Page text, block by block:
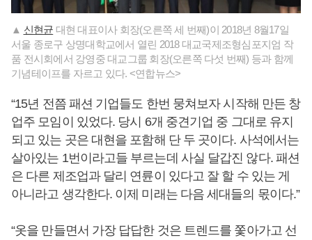
▲ 신현균 대현 대표이사 회장(오른쪽 세 번째)이 2018년 8월17일
서울 종로구 상명대학교에서 열린 2018 대교국제조형심포지엄 작
품 전시회에서 강영중 대교그룹 회장(오른쪽 다섯 번째) 등과 함께
기념테이프를 자르고 있다. <연합뉴스>
“15년 전쯤 패션 기업들도 한번 뭉쳐보자 시작해 만든 창
업주 모임이 있었다. 당시 6개 중견기업 중 그대로 유지
되고 있는 곳은 대현을 포함해 단 두 곳이다. 사석에서는
살아있는 1번이라고들 부르는데 사실 달갑진 않다. 패션
은 다른 제조업과 달리 연륜이 있다고 잘 할 수 있는 게
아니라고 생각한다. 이제 미래는 다음 세대들의 몫이다.”
“옷을 만들면서 가장 답답한 것은 트렌드를 쫓아가고 선